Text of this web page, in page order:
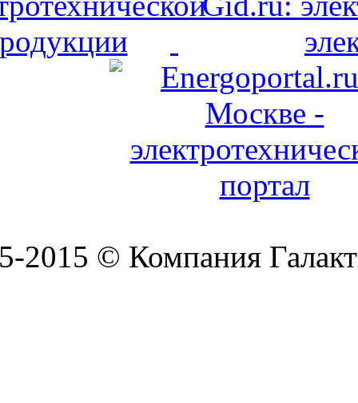
2015 © Компания